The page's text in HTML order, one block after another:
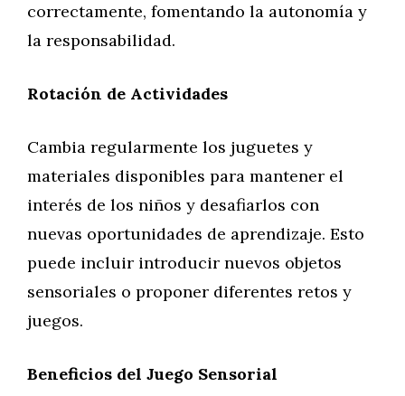
correctamente, fomentando la autonomía y
la responsabilidad.
Rotación de Actividades
Cambia regularmente los juguetes y
materiales disponibles para mantener el
interés de los niños y desafiarlos con
nuevas oportunidades de aprendizaje. Esto
puede incluir introducir nuevos objetos
sensoriales o proponer diferentes retos y
juegos.
Beneficios del Juego Sensorial